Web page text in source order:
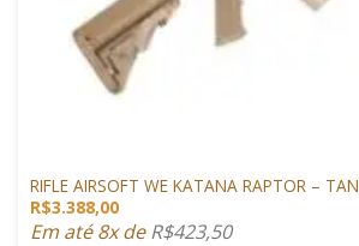
RIFLE AIRSOFT WE KATANA RAPTOR – TAN
R$3.388,00
Em até 8x deR$423,50